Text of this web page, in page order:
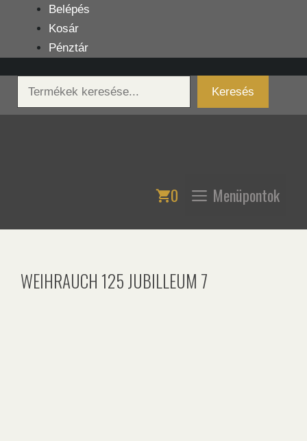
tartalomba
Belépés
Kosár
Pénztár
Keresés
Keresés
0 Menüpontok
WEIHRAUCH 125 JUBILLEUM 7